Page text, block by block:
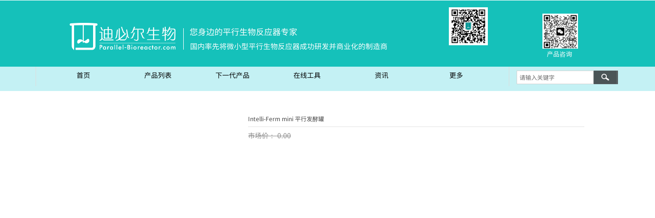
产品咨询
您身边的平行生物反应器专家
国内率先将微小型平行生物反应器成功研发并商业化的制造商
首页 产品列表 下一代产品 在线工具 资讯 更多
Intelli-Ferm mini 平行发酵罐
市场价：0.00